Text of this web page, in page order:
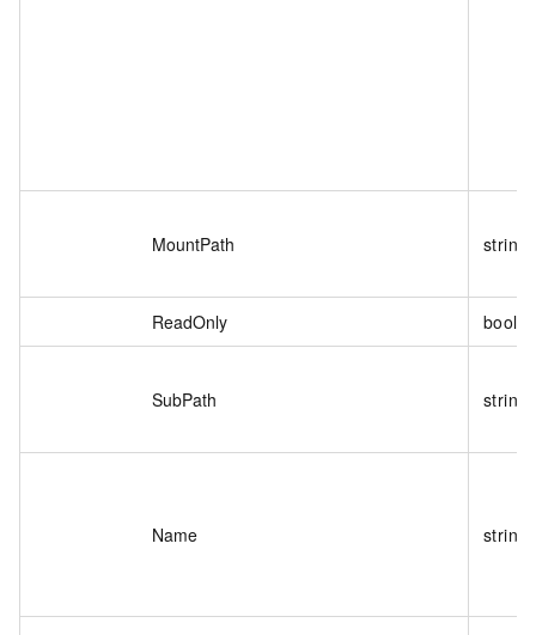
MountPath string
ReadOnly
SubPath string
Name string